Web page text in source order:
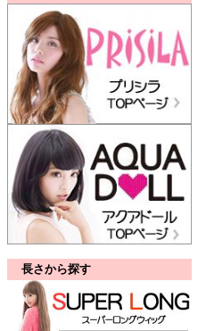
長さから探す